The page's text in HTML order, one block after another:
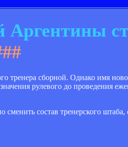
Аргентины
тренера сборной. Однако имя
рулевого до проведения
состав тренерского штаба,